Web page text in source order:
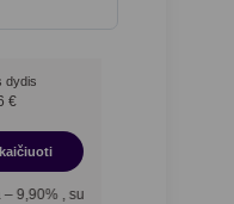
dydis
€
sudarymo mokestis -